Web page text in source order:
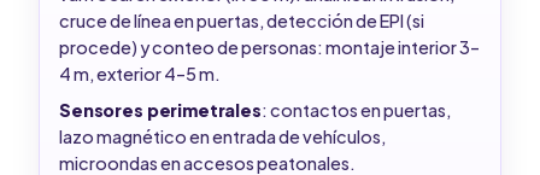
cruce de línea en puertas, detección de EPI (si
procede) y conteo de personas: montaje interior 3–
4 m, exterior 4–5 m.
Sensores perimetrales: contactos en puertas,
lazo magnético en entrada de vehículos,
microondas en accesos peatonales.